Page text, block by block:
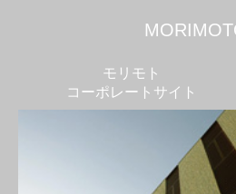
モリモト
コーポレートサイト